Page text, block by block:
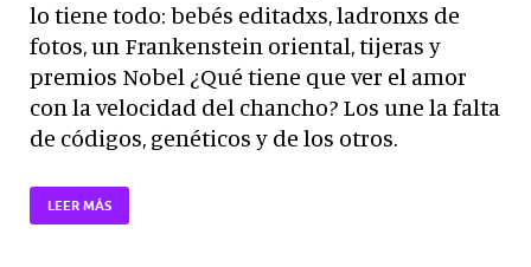
lo tiene todo: bebés editadxs, ladronxs de
fotos, un Frankenstein oriental, tijeras y
premios Nobel ¿Qué tiene que ver el amor
con la velocidad del chancho? Los une la falta
de códigos, genéticos y de los otros.
LEER MÁS